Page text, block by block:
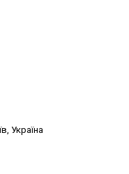
Україна